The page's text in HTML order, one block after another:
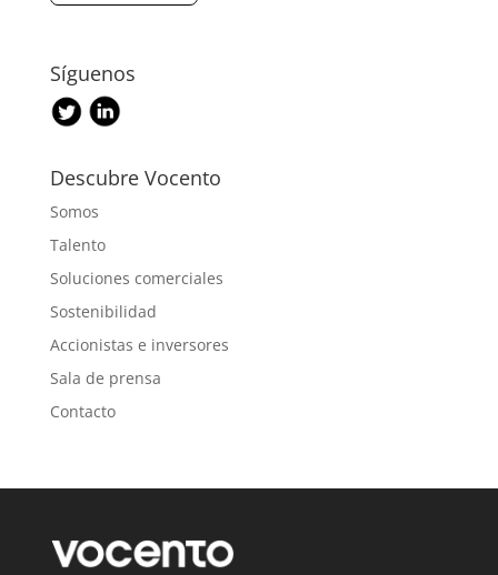
Síguenos
Descubre Vocento
Somos
Talento
Soluciones comerciales
Sostenibilidad
Accionistas e inversores
Sala de prensa
Contacto